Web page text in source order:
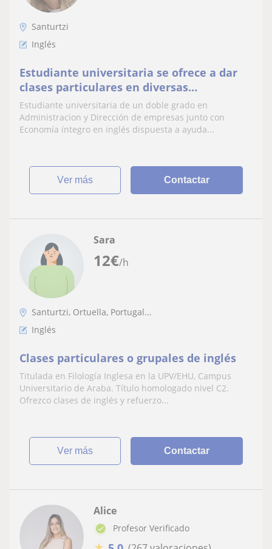
Santurtzi
Inglés
Estudiante universitaria se ofrece a dar
clases particulares en diversas
asignaturas
Estudiante universitaria de un doble grado en
Administracion y Dirección de empresas junto con
Economía íntegro en inglés dispuesta a ayuda...
ver más Contactar
12€/h
Sara
Santurtzi, Ortuella, Portugal...
Inglés
Clases particulares o grupales de inglés
Titulada en Filología Inglesa en la UPV/EHU, Campus
Universitario de Araba. Título homologado nivel C2.
Ofrezco clases de inglés y refuerzo...
ver más Contactar
Alice
Profesor Verificado